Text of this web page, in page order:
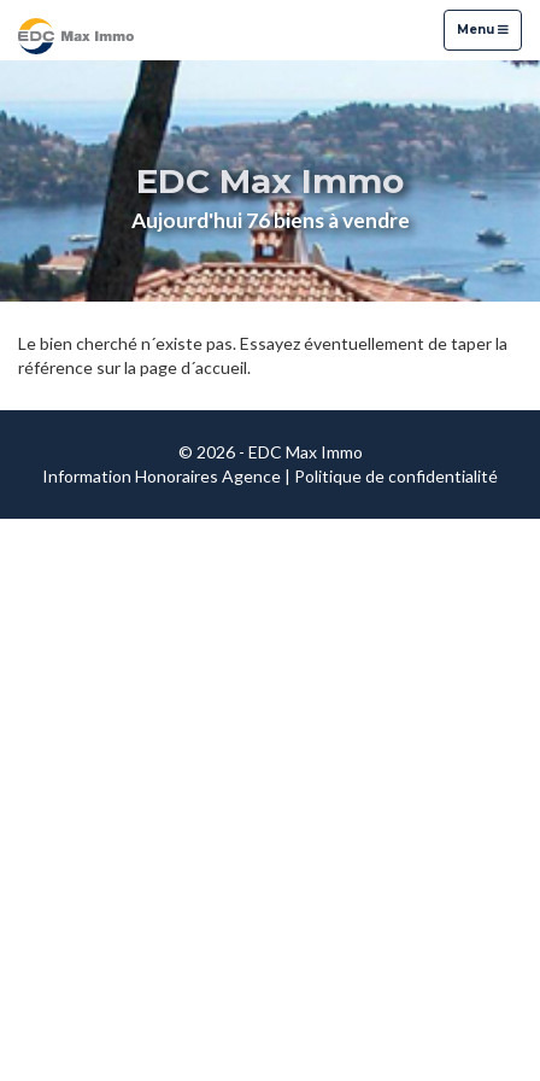
Menu
Menu
EDC Max Immo
Aujourd'hui 76 biens à vendre
Le bien cherché n´existe pas. Essayez éventuellement de taper la
référence sur la page d´accueil.
© 2026 - EDC Max Immo
Information Honoraires Agence | Politique de confidentialité